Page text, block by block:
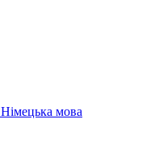
Німецька мова